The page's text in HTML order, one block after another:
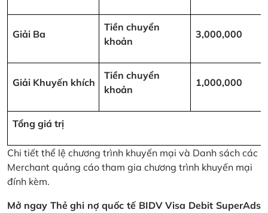
Giải Ba
Tiền chuyển
khoản
3,000,000
Giải Khuyến khích
Tiền chuyển
khoản
1,000,000
Tổng giá trị
Chi tiết thể lệ chương trình khuyến mại và Danh sách các
Merchant quảng cáo tham gia chương trình khuyến mại
đính kèm.
Mở ngay Thẻ ghi nợ quốc tế BIDV Visa Debit SuperAds